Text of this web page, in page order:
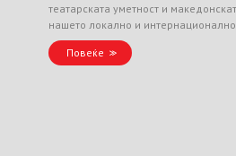
театарската уметност и
нашето локално и
Повеќе